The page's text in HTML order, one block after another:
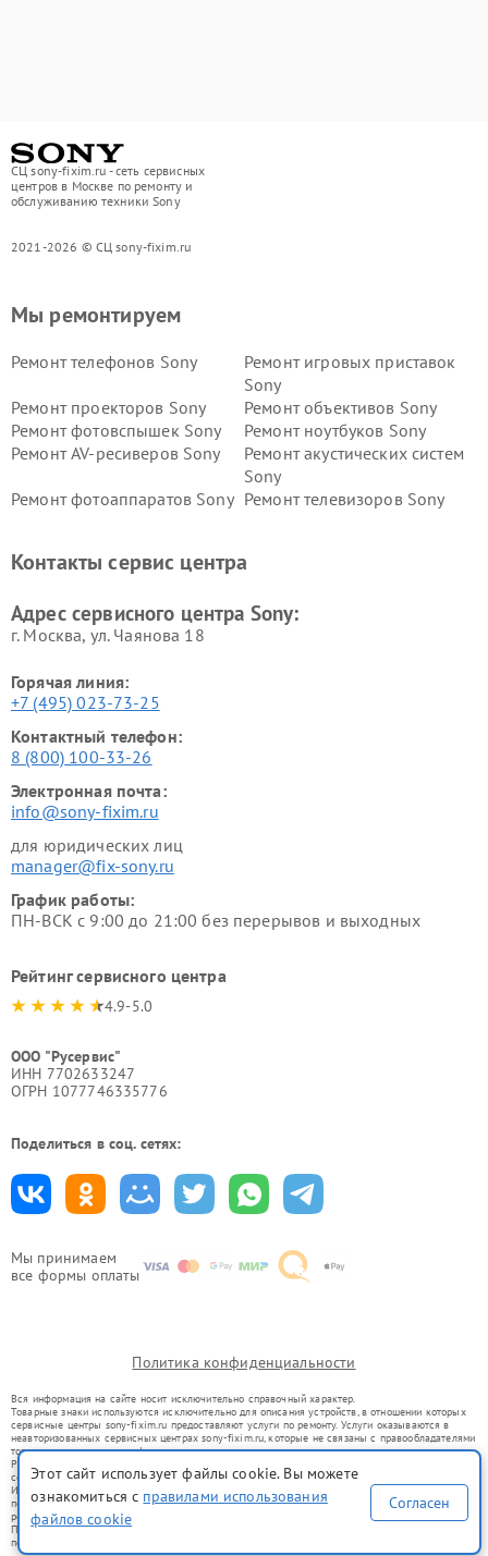
СЦ sony-fixim.ru - сеть сервисных
центров в Москве по ремонту и
обслуживанию техники Sony
2021-2026 © СЦ sony-fixim.ru
Мы принимаем
все формы оплаты
Мы ремонтируем
Ремонт телефонов Sony
Ремонт игровых приставок
Sony
Ремонт проекторов Sony
Ремонт объективов Sony
Ремонт фотовспышек Sony
Ремонт ноутбуков Sony
Ремонт AV-ресиверов Sony
Ремонт акустических систем
Sony
Ремонт фотоаппаратов Sony Ремонт телевизоров Sony
Контакты сервис центра
Адрес сервисного центра Sony:
г. Москва, ул. Чаянова 18
Горячая линия:
+7 (495) 023-73-25
Контактный телефон:
8 (800) 100-33-26
Электронная почта:
info@sony-fixim.ru
для юридических лиц
manager@fix-sony.ru
График работы:
ПН-ВСК с 9:00 до 21:00 без перерывов и выходных
Рейтинг сервисного центра
4.9-5.0
ООО "Русервис"
ИНН 7702633247
ОГРН 1077746335776
Поделиться в соц. сетях:
Политика конфиденциальности
Вся информация на сайте носит исключительно справочный характер.
Товарные знаки используются исключительно для описания устройств, в отношении которых
сервисные центры sony-fixim.ru предоставляют услуги по ремонту. Услуги оказываются в
неавторизованных сервисных центрах sony-fixim.ru, которые не связаны с правообладателями
товарных знаков или их официальными представителями.
Ремонт осуществляется для устройств, уже введенных в гражданский оборот в соответствии
со статьей 1487 ГК РФ.
Использование товарных знаков не преследует цели индивидуализации услуг или введения
потребителей в заблуждение, а служит для информирования о предоставляемых услугах по
ремонту техники указанных брендов.
Представленная на сайте информация не является публичной офертой, определяемой
положениями Статьи 437(2) Гражданского кодекса РФ
Этот сайт использует файлы cookie. Вы можете
ознакомиться с правилами использования
файлов cookie
Согласен